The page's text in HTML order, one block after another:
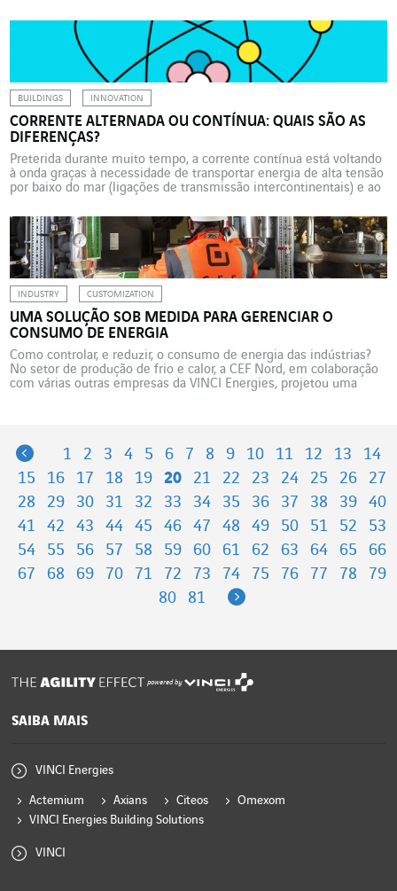
imprescindíveis para o desenvolvimento da mobilidade elétrica.
Em 2035, cerca de 17 milhões de veículos elétricos andarão […]
BUILDINGS INNOVATION
CORRENTE ALTERNADA OU CONTÍNUA: QUAIS SÃO AS
DIFERENÇAS?
Preterida durante muito tempo, a corrente contínua está voltando
à onda graças à necessidade de transportar energia de alta tensão
por baixo do mar (ligações de transmissão intercontinentais) e ao
INDUSTRY CUSTOMIZATION
UMA SOLUÇÃO SOB MEDIDA PARA GERENCIAR O
CONSUMO DE ENERGIA
Como controlar, e reduzir, o consumo de energia das indústrias?
No setor de produção de frio e calor, a CEF Nord, em colaboração
com várias outras empresas da VINCI Energies, projetou uma
Previous
1 2 3 4 5 6 7 8 9 10 11 12 13
14
15
16 17 18 19 20 21 22 23 24 25 26
27
28
29 30 31 32 33 34 35 36 37 38 39
40
41
42 43 44 45 46 47 48 49 50 51 52
53
54
55 56 57 58 59 60 61 62 63 64 65
66
67
68 69 70 71 72 73 74 75 76 77 78
79
80
81 Next
powered by
SAIBA MAIS
VINCI Energies
Actemium Axians Citeos
Omexom
VINCI Energies Building Solutions
VINCI